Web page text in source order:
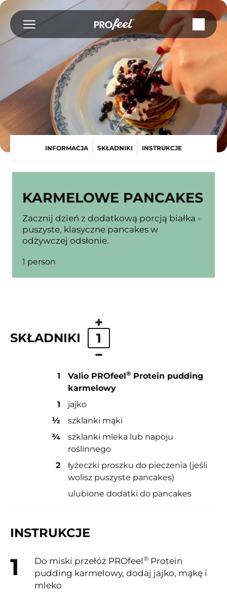
Przejdź
treści
INFORMACJA SKŁADNIKI INSTRUKCJE
KARMELOWE PANCAKES
Zacznij dzień z dodatkową porcją białka -
puszyste, klasyczne pancakes w
odżywczej odsłonie.
1 person
SKŁADNIKI 1
1 Valio PROfeel® Protein pudding
karmelowy
1
jajko
½
szklanki mąki
¾
szklanki mleka lub napoju
roślinnego
2
łyżeczki proszku do pieczenia (jeśli
wolisz puszyste pancakes)
ulubione dodatki do pancakes
INSTRUKCJE
Do miski przełóż PROfeel® Protein
pudding karmelowy, dodaj jajko, mąkę i
mleko